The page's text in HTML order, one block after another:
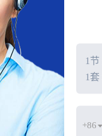
1节
1套
+86